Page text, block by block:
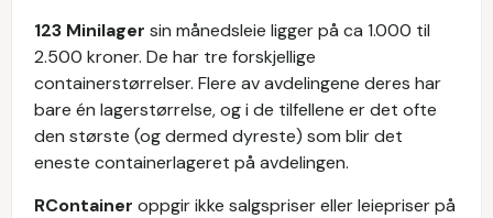
123 Minilager sin månedsleie ligger på ca 1.000 til
2.500 kroner. De har tre forskjellige
containerstørrelser. Flere av avdelingene deres har
bare én lagerstørrelse, og i de tilfellene er det ofte
den største (og dermed dyreste) som blir det
eneste containerlageret på avdelingen.
RContainer oppgir ikke salgspriser eller leiepriser på